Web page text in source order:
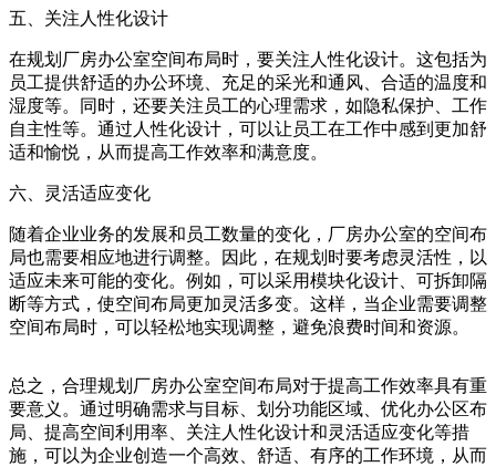
五、关注人性化设计
在规划厂房办公室空间布局时，要关注人性化设计。这包括为
员工提供舒适的办公环境、充足的采光和通风、合适的温度和
湿度等。同时，还要关注员工的心理需求，如隐私保护、工作
自主性等。通过人性化设计，可以让员工在工作中感到更加舒
适和愉悦，从而提高工作效率和满意度。
六、灵活适应变化
随着企业业务的发展和员工数量的变化，厂房办公室的空间布
局也需要相应地进行调整。因此，在规划时要考虑灵活性，以
适应未来可能的变化。例如，可以采用模块化设计、可拆卸隔
断等方式，使空间布局更加灵活多变。这样，当企业需要调整
空间布局时，可以轻松地实现调整，避免浪费时间和资源。
总之，合理规划厂房办公室空间布局对于提高工作效率具有重
要意义。通过明确需求与目标、划分功能区域、优化办公区布
局、提高空间利用率、关注人性化设计和灵活适应变化等措
施，可以为企业创造一个高效、舒适、有序的工作环境，从而